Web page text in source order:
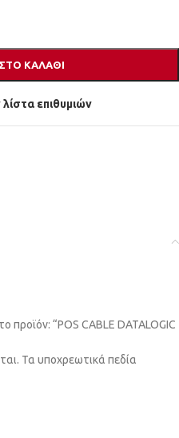
ΚΑΛΆΘΙ
επιθυμιών
προϊόν: “POS CABLE DATALOGIC
Τα υποχρεωτικά πεδία